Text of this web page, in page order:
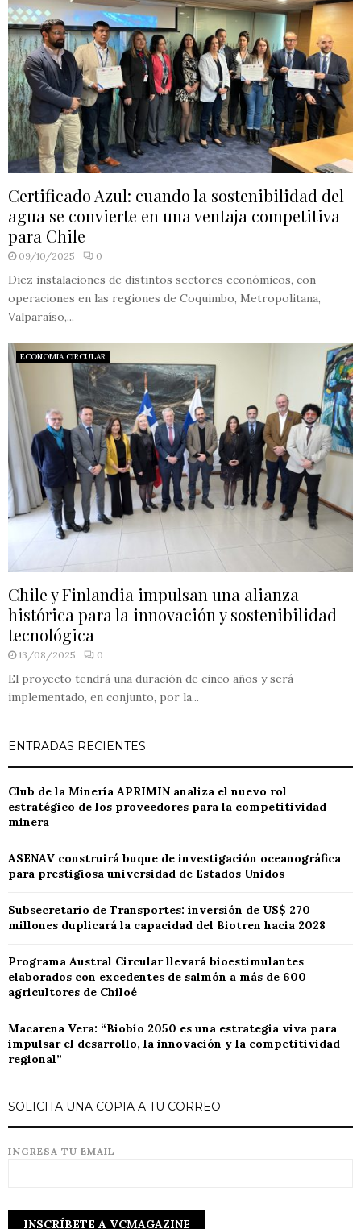
Certificado Azul: cuando la sostenibilidad del
agua se convierte en una ventaja competitiva
para Chile
09/10/2025 0
Diez instalaciones de distintos sectores económicos, con
operaciones en las regiones de Coquimbo, Metropolitana,
Valparaíso,...
ECONOMIA CIRCULAR
Chile y Finlandia impulsan una alianza
histórica para la innovación y sostenibilidad
tecnológica
13/08/2025 0
El proyecto tendrá una duración de cinco años y será
implementado, en conjunto, por la...
ENTRADAS RECIENTES
Club de la Minería APRIMIN analiza el nuevo rol
estratégico de los proveedores para la competitividad
minera
ASENAV construirá buque de investigación oceanográfica
para prestigiosa universidad de Estados Unidos
Subsecretario de Transportes: inversión de US$ 270
millones duplicará la capacidad del Biotren hacia 2028
Programa Austral Circular llevará bioestimulantes
elaborados con excedentes de salmón a más de 600
agricultores de Chiloé
Macarena Vera: “Biobío 2050 es una estrategia viva para
impulsar el desarrollo, la innovación y la competitividad
regional”
SOLICITA UNA COPIA A TU CORREO
INGRESA TU EMAIL